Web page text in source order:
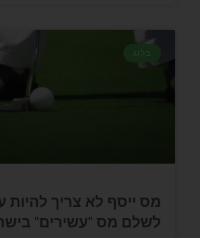
בלוג
מס ייסף לא צריך להיות
לשלם מס "עשירים"